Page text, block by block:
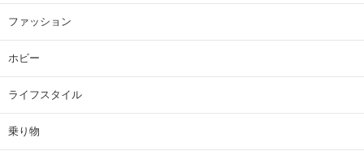
ファッション
ホビー
ライフスタイル
乗り物